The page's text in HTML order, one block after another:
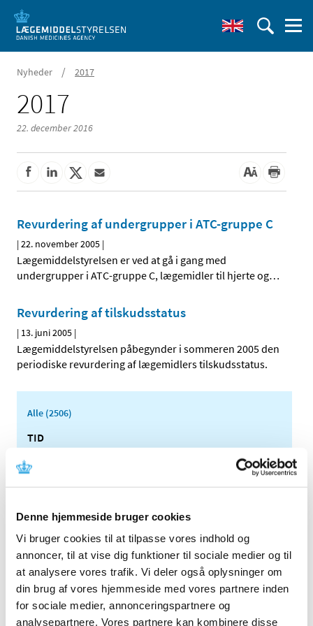
Denne hjemmeside bruger cookies
Vi bruger cookies til at tilpasse vores indhold og
annoncer, til at vise dig funktioner til sociale medier og til
at analysere vores trafik. Vi deler også oplysninger om
din brug af vores hjemmeside med vores partnere inden
for sociale medier, annonceringspartnere og
analysepartnere. Vores partnere kan kombinere disse
Nyheder / 2017
2017
22. december 2016
Revurdering af undergrupper i ATC-gruppe C
|22. november 2005 |
Lægemiddelstyrelsen er ved at gå i gang med
undergrupper i ATC-gruppe C, lægemidler til hjerte og…
Revurdering af tilskudsstatus
| 13. juni 2005 |
Lægemiddelstyrelsen påbegynder i sommeren 2005 den
periodiske revurdering af lægemidlers tilskudsstatus.
Alle (2506)
TID
2025 (158)
2023 (195)
2022 (197)
2021 (516)
2020 (263)
2019 (159)